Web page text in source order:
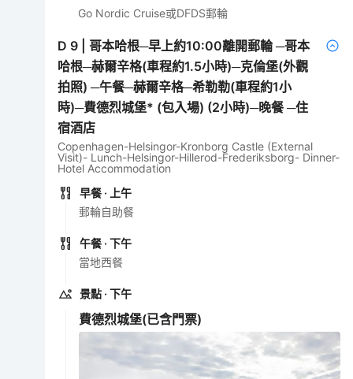
Go Nordic Cruise或DFDS郵輪
D 9 |哥本哈根─早上約10:00離開郵輪 ─哥本
哈根─赫爾辛格(車程約1.5小時)─克倫堡(外觀
拍照) ─午餐─赫爾辛格─希勒勒(車程約1小
時)─費德烈城堡* (包入場) (2小時)─晚餐 ─住
宿酒店
Copenhagen-Helsingor-Kronborg Castle (External
Visit)- Lunch-Helsingor-Hillerod-Frederiksborg- Dinner-
Hotel Accommodation
早餐 · 上午
郵輪自助餐
午餐 · 下午
當地西餐
景點 · 下午
費德烈城堡(已含門票)